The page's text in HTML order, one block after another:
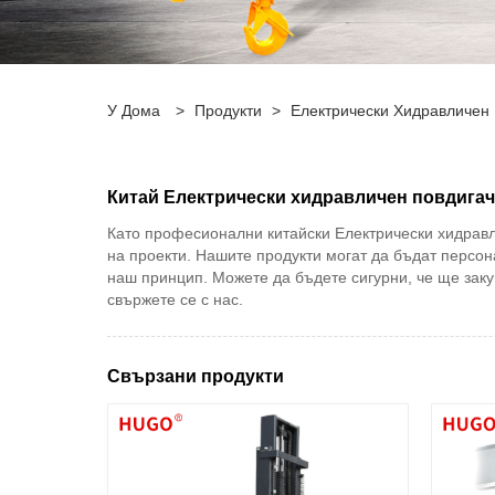
У Дома > Продукти > Електрически
Китай Електрически хидравличен
Като професионални китайски Електрически
на проекти. Нашите продукти могат да бъдат
наш принцип. Можете да бъдете сигурни, че ще
свържете се с нас.
Свързани продукти